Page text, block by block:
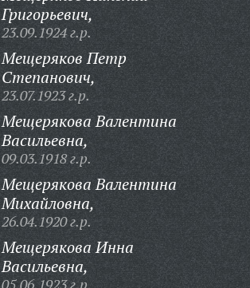
Григорьевич,
23.09.1924 г.р.
Мещеряков Петр
Степанович,
23.07.1923 г.р.
Мещерякова Валентина
Васильевна,
09.03.1918 г.р.
Мещерякова Валентина
Михайловна,
26.04.1920 г.р.
Мещерякова Инна
Васильевна,
05.06.1923 г.р.